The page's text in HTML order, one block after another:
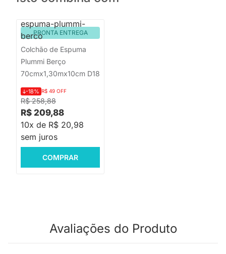
PRONTA ENTREGA
Colchão de Espuma
Plummi Berço
70cmx1,30mx10cm D18
R$ 258,88
-18% R$ 49 OFF
R$ 209,88
10x de R$ 20,98
sem juros
COMPRAR
Avaliações do Produto